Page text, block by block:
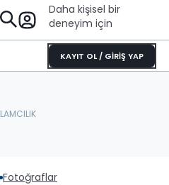
Daha kişisel bir
deneyim için
KAYIT OL / GİRİŞ YAP
Fotoğraflar